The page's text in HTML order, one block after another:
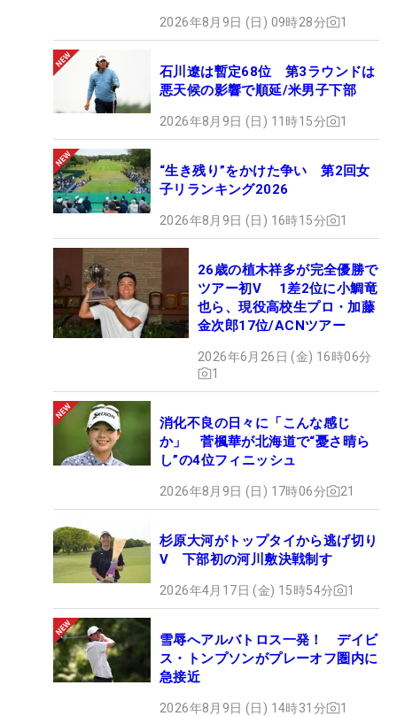
2026年8月9日 (日) 09時28分 1
石川遼は暫定68位 第3ラウンドは
悪天候の影響で順延/米男子下部
2026年8月9日 (日) 11時15分 1
“生き残り”をかけた争い 第2回女
子リランキング2026
2026年8月9日 (日) 16時15分 1
26歳の植木祥多が完全優勝で
ツアー初V 1差2位に小鯛竜
也ら、現役高校生プロ・加藤
金次郎17位/ACNツアー
2026年6月26日 (金) 16時06分
1
消化不良の日々に「こんな感じ
か」 菅楓華が北海道で“憂さ晴ら
し”の4位フィニッシュ
2026年8月9日 (日) 17時06分 21
杉原大河がトップタイから逃げ切り
V 下部初の河川敷決戦制す
2026年4月17日 (金) 15時54分 1
雪辱へアルバトロス一発！ デイビ
ス・トンプソンがプレーオフ圏内に
急接近
2026年8月9日 (日) 14時31分 1